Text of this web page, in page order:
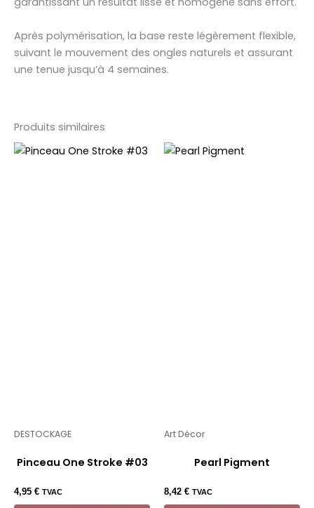
Après polymérisation, la base reste légèrement flexible,
suivant le mouvement des ongles naturels et assurant
une tenue jusqu’à 4 semaines.
Produits similaires
DESTOCKAGE
Pinceau One Stroke #03
4,95 € TVAC
Art Décor
Pearl Pigment
8,42 € TVAC